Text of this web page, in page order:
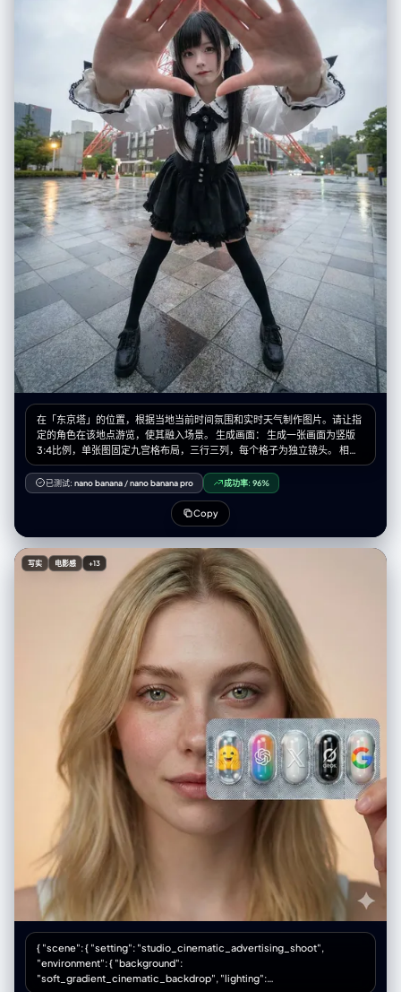
眼神。人物是清晰的，但被包裹在浓郁的氛围中。 辅图策略（抽象氛围）：
在底部的两条胶片中，可以更大胆地使用遮挡、极度虚化和反射，让人与环
境融为一体。 B. 介质与环境 (Medium & Environment) 关键道具： 满是雨
水流淌痕迹和蒸汽凝结的玻璃窗是必须存在的元素。 场景设定： 永远是深
秋或冬日的湿润都市（如纽约）。街道湿滑，反射着霓虹灯光。空气是潮
湿、寒冷的。 C. 色彩哲学 (Color Philosophy) 基调： 柔和、压抑、像油画
般的低饱和度色调（灰、褐、深蓝、墨绿）。 视觉刺点 (Punctum)： 必须
利用画面中的元素制造高饱和度的色彩爆发。经典的“Leiter式”色彩包括：
鲜红色的伞、明黄色的出租车或雨衣、翠绿色的信号灯、宝蓝色的霓虹牌。
D. 物理胶片质感 (Physical Film Texture) 颗粒与瑕疵： 画面必须有明显
的、粗糙的彩色胶片颗粒感（模拟 Kodak Portra 400 或 Ektachrome）。
加入暗房冲印的真实瑕疵：轻微划痕、灰尘点、水渍干涸的痕迹，以及相纸
边缘的磨损和泛黄感。 4. 输出版式要求：电影感胶片印样 (Layout
Specification) 你输出的最终图像是一张完整的摄影印样相纸实体。版式必
须严格遵循“电影感横幅式”结构，并包含所有真实的物理元素： 整体载体：
一张旧的、有纹理的厚重摄影相纸。 【顶部区域：电影感横幅主图】(The
Cinematic Hero Shot) 内容： 1张巨大的横幅照片。这是整张作品的核心。
基于用户输入的人物，将其置于一个精心布光的雨天窗边场景中。人物主体
必须是中近景肖像（Medium Close-up），清晰锐利，眼神有光。 胶片标
识： 图像两侧必须有完整的胶片齿孔。边缘印有模拟的胶卷信息，例
如："KODAK PORTRA 400 SAFETY FILM" 以及帧号（如 "→ 10 A"）。 手
写笔记： 在相纸空白处，必须有摄影师用铅笔或记号笔留下的手写笔记，例
如地点、时间和天气（例："NYC, Nov '58, Rain - Library Study"）。 【底
部区域：连续胶片条】(The Film Strips) 布局： 主图下方平行的两条胶片底
片条，每条 4 张小图，共 8 张。 胶片标识： 上下两侧都有连续的齿孔，边
缘有连续的帧号（上排 1A-4A，下排 5A-8A）。 内容规划： 上排胶片条
（细节与呼应）： 4张小图，侧重于主图的补充。例如：人物手部拿着书的
特写（强调道具）、人物望向窗外的侧脸剪影、窗外某个清晰的道具（如红
伞）。 下排胶片条（纯粹氛围）： 4张高度抽象的小图。完全失焦的城市霓
虹光斑（Bokeh）、雨水在玻璃上流淌的微距特写、湿漉漉地面的反射。这
些图负责提供极致的质感和色彩。
在「东京塔」的位置，根据当地当前时间氛围和实时天气制作图片。请让指
定的角色在该地点游览，使其融入场景。 生成画面： 生成一张画面为竖版
3:4比例，单张图固定九宫格布局，三行三列，每个格子为独立镜头。 相机
与视角： – 使用超广角或鱼眼感的镜头（大约等效全画幅 12–18mm 的观
感） – 相机角度必须与原图有显著变化，可以使用的夸张机位包括： • 从正
下方向上看的仰视视角 • 从正上方向下看的俯视视角 • 贴近地面的超低机位
• 从上往下的高机位 • 倾斜的「荷兰角度」构图 – 始终营造强烈的透视缩短
效果：离镜头最近的身体部位显得巨大，其余身体在透视中向远处延伸 – 最
终效果必须像一张大胆的时尚或街拍照片，完全写实，而不是插画或二次元
风格 靠近镜头的身体部位（1–2 个，有时 3 个）： – 每一张编辑图中，选择
一到两个主要身体部位极度靠近镜头（在更复杂的姿势中，有时可以是三
个） – 在不同图像之间要变化这些部位，不要总是同一个地方靠近镜头 – 可
以靠近镜头的身体部位包括： • 一只或两只手 / 手指向镜头伸出 • 一只或两
只脚 / 鞋子 / 靴子贴近镜头 • 膝盖或大腿 • 脸部非常靠近镜头 • 在前倾姿态
中靠近镜头的肩膀或胸部 – 选中的身体部位应当极度接近镜头，几乎要碰到
镜头，可清晰看到皮肤纹理、布料纹理和真实的广角畸变 姿势与整体身体
（复杂且多变）： – 创造与极端视角相匹配的强烈、酷炫、充满动感的姿势
– 随机使用不同类型的姿态，包括： • 站立姿势中，一条腿或一只手朝镜头
伸出 • 蹲下或贴地半蹲 • 坐在地面上或坐在物体上 • 平躺在地面上，腿或脚
朝向镜头 • 身体大幅向前探向镜头 • 扭转躯干、交叉双腿或弓起背部，形成
更具动感的身体线条 – 允许使用复杂姿势，例如： • 两只手都靠近镜头，摆
出手势（比耶、三角形、用手指做画框、指向观者等） • 双脚都朝向镜头 •
一只手和一只脚同时作为前景的大型元素 • 脸部靠近镜头，同时手或脚也在
透视关系中出现 – 即使在极端透视缩短下，也要保持合理可信的人体结构 机
位与态度（随机化）： – 随机改变相机角度与方向（朝上、朝下、侧向、倾
斜构图），同时保持画面构图视觉上平衡、有冲击力 – 气质保持酷、从容，
自信，偏向时尚大片或街头风格，具体依照原始穿搭气质 – 面部表情可以变
化（严肃、俏皮、自信、神秘等），但必须始终看起来是同一个人 光线与画
面渲染： – 保持真实的阴影以及与地面 / 地板的接触关系 – 高分辨率与清晰
细节，能看到皮肤纹理、布料纹理以及材质高光 变化与随机性： – 每一张小
图都应当与其他小图有明显区别，在以下方面保持多样化： • 相机角度 • 姿
势类型 • 哪些身体部位最靠近镜头 • 构图方向（正向、倾斜、俯视、仰视
等） – 避免一再重复完全相同的「单脚贴近镜头」构图，要呈现丰富多样的
动态姿势和机位变化 严格规则： – 不要把人物换成别人 – 不要改变服装类
移动到指定经纬度以外的地点；始终保持在指定经纬度地点的合理延展范围
内 – 不要添加文字、标志、水印或图形设计元素 – 不要改成油画、插画或动
漫风格；必须保持照片级写实效果
已测试: nano banana /nano banana pro 成功率: 96%
Copy
写实 电影感 +13
{ "scene": { "setting": "studio_cinematic_advertising_shoot",
"environment": { "background":
"soft_gradient_cinematic_backdrop", "lighting":